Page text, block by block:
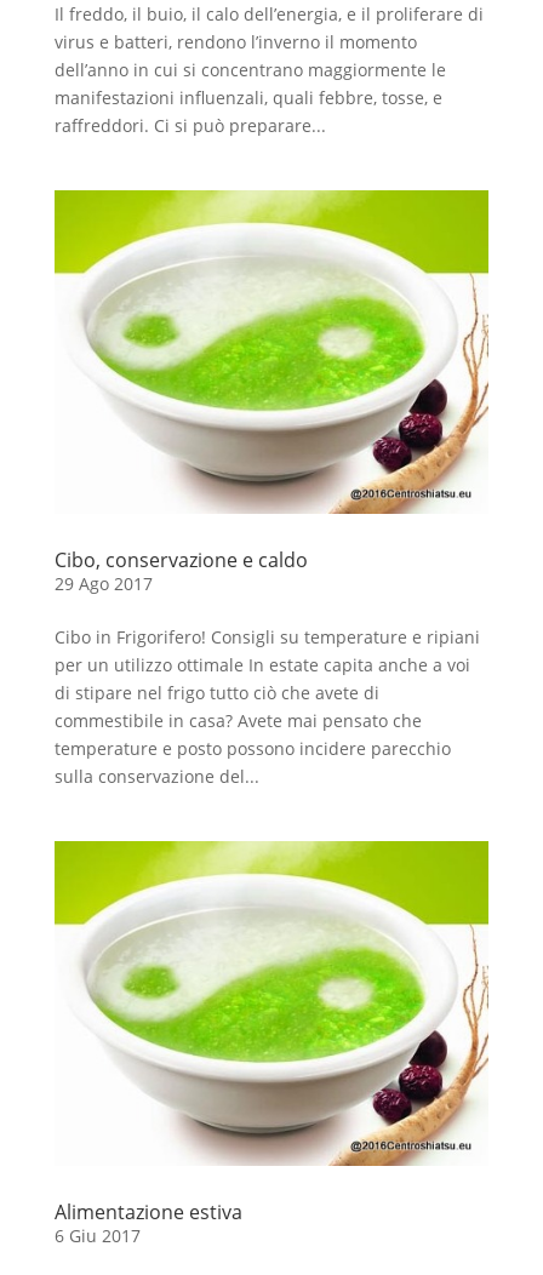
Il freddo, il buio, il calo dell’energia, e il proliferare di
virus e batteri, rendono l’inverno il momento
dell’anno in cui si concentrano maggiormente le
manifestazioni influenzali, quali febbre, tosse, e
raffreddori. Ci si può preparare...
Cibo, conservazione e caldo
29 Ago 2017
Cibo in Frigorifero! Consigli su temperature e ripiani
per un utilizzo ottimale In estate capita anche a voi
di stipare nel frigo tutto ciò che avete di
commestibile in casa? Avete mai pensato che
temperature e posto possono incidere parecchio
sulla conservazione del...
Alimentazione estiva
6 Giu 2017